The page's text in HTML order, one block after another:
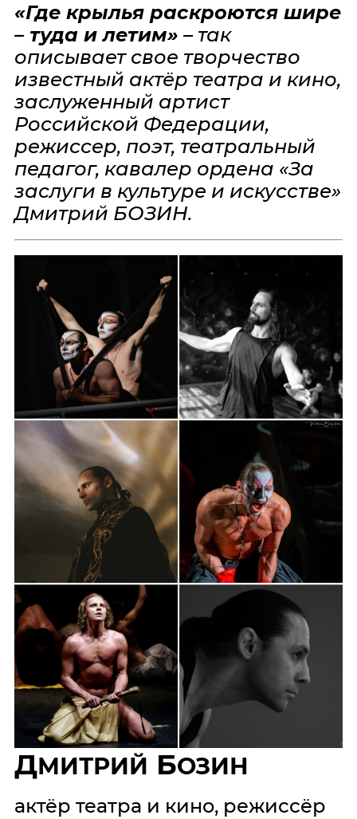
«Где крылья раскроются шире
– туда и летим» – так
описывает свое творчество
известный актёр театра и кино,
заслуженный артист
Российской Федерации,
режиссер, поэт, театральный
педагог, кавалер ордена «За
заслуги в культуре и искусстве»
Дмитрий БОЗИН.
ДМИТРИЙ БОЗИН
актёр театра и кино, режиссёр